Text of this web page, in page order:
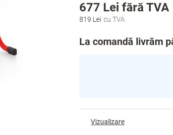
819 Lei
677 Lei fără TVA
Evaluare
La comandă livrăm
Vizualizare